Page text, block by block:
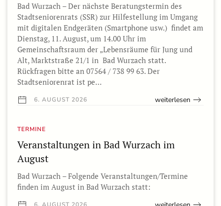
Bad Wurzach – Der nächste Beratungstermin des
Stadtseniorenrats (SSR) zur Hilfestellung im Umgang
mit digitalen Endgeräten (Smartphone usw.) findet am
Dienstag, 11. August, um 14.00 Uhr im
Gemeinschaftsraum der „Lebensräume für Jung und
Alt, Marktstraße 21/1 in Bad Wurzach statt.
Rückfragen bitte an 07564 / 738 99 63. Der
Stadtseniorenrat ist pe…
6. AUGUST 2026 weiterlesen
TERMINE
Veranstaltungen in Bad Wurzach im
August
Bad Wurzach – Folgende Veranstaltungen/Termine
finden im August in Bad Wurzach statt:
6. AUGUST 2026